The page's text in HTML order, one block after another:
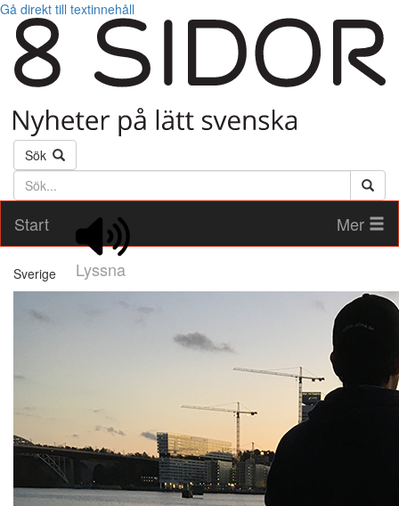
Gå direkt till textinnehåll
Sök
Söktext
Start
Lyssna
Mer
Sverige